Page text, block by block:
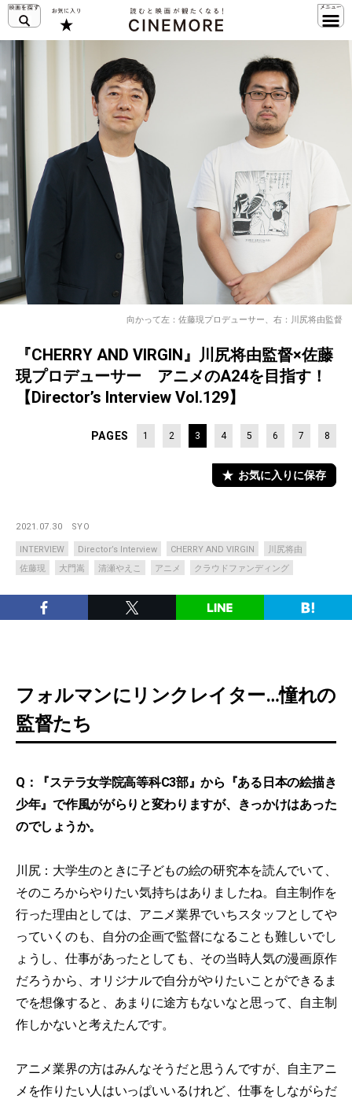
向かって左：佐藤現プロデューサー、右：川尻将由監督
『CHERRY AND VIRGIN』川尻将由監督×佐藤
現プロデューサー アニメのA24を目指す！
【Director’s Interview Vol.129】
PAGES 1 2 3 4 5 6 7 8
お気に入りに保存
2021.07.30 SYO
INTERVIEW Director’s Interview CHERRY AND VIRGIN
川尻将由
佐藤現
大門嵩 清瀬やえこ アニメ クラウドファンディング
フォルマンにリンクレイター…憧れの
監督たち
Q：『ステラ女学院高等科C3部』から『ある日本の絵描き
少年』で作風ががらりと変わりますが、きっかけはあった
のでしょうか。
川尻：大学生のときに子どもの絵の研究本を読んでいて、
そのころからやりたい気持ちはありましたね。自主制作を
行った理由としては、アニメ業界でいちスタッフとしてや
っていくのも、自分の企画で監督になることも難しいでし
ょうし、仕事があったとしても、その当時人気の漫画原作
だろうから、オリジナルで自分がやりたいことができるま
でを想像すると、あまりに途方もないなと思って、自主制
作しかないと考えたんです。
アニメ業界の方はみんなそうだと思うんですが、自主アニ
メを作りたい人はいっぱいいるけれど、仕事をしながらだ